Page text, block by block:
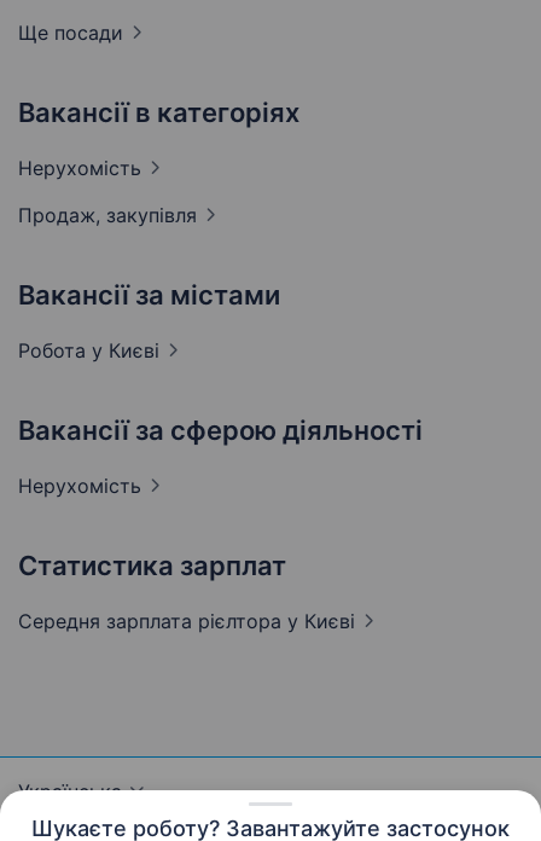
Шукаєте роботу? Завантажуйте застосунок
Ще посади
Вакансії в категоріях
Нерухомість
Продаж, закупівля
Вакансії за містами
Робота у Києві
Вакансії за сферою діяльності
Нерухомість
Статистика зарплат
Середня зарплата рієлтора у Києві
Українська